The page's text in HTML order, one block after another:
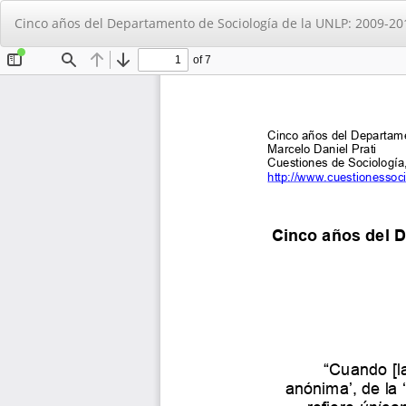
Volver
los
detalles
del
Cinco años del Departamento de Sociologí­a de la UNLP: 2009-